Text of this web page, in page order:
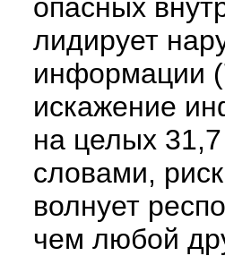
опасных
лидирует
информации
искажение
на целых
словами,
волнует
чем любой